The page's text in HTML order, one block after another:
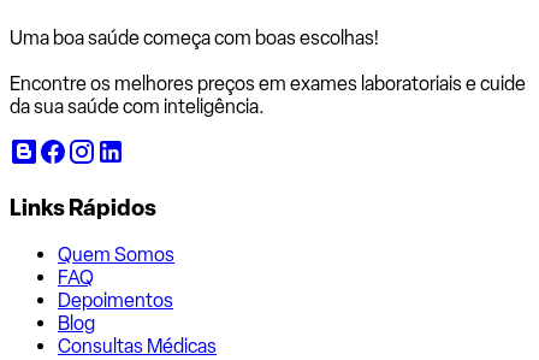
Uma boa saúde começa com boas escolhas!
Encontre os melhores preços em exames laboratoriais e cuide
da sua saúde com inteligência.
Links Rápidos
Quem Somos
FAQ
Depoimentos
Blog
Consultas Médicas